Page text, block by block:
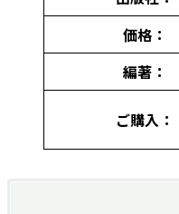
価格：
編著：
ご購入：